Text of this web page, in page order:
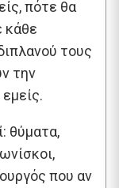
πότε θα
κάθε
τους
την
θύματα,
που αν